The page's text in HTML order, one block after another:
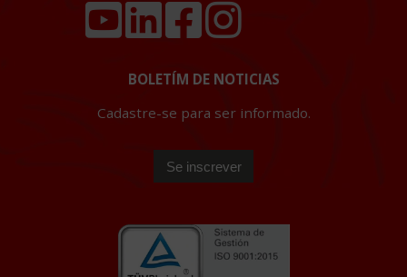
BOLETÍM DE NOTICIAS
Cadastre-se para ser informado.